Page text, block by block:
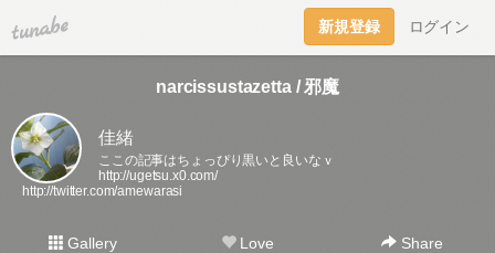
tuna.be 新規登録 ログイン
narcissustazetta / 邪魔
佳緒
ここの記事はちょっぴり黒いと良いなｖ
http://ugetsu.x0.com/
http://twitter.com/amewarasi
Gallery Love Share